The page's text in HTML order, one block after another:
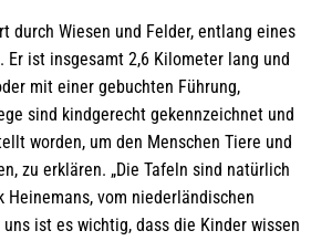
durch Wiesen und Felder, entlang eines
Er ist insgesamt 2,6 Kilometer lang und
mit einer gebuchten Führung,
sind kindgerecht gekennzeichnet und
worden, um den Menschen Tiere und
zu erklären. „Die Tafeln sind natürlich
Heinemans, vom niederländischen
ist es wichtig, dass die Kinder wissen